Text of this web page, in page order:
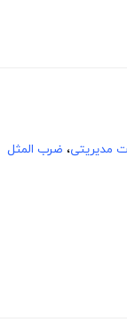
مدیریتی، ضرب المثل